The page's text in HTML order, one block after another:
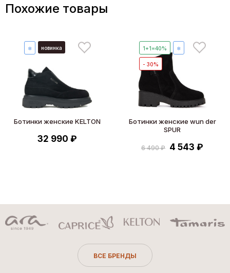
Похожие товары
❄ новинка
Ботинки женские KELTON
32 990 ₽
1+1=40% ❄
- 30%
Ботинки женские wun der
SPUR
6 490 ₽ 4 543 ₽
ВСЕ БРЕНДЫ